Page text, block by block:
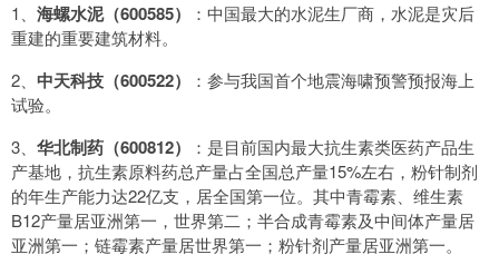
1、 海螺水泥（600585）
：中国最大的水泥生厂商，水泥是灾后
重建的重要建筑材料。
2、 中天科技（600522）
：参与我国首个地震海啸预警预报海上
试验。
3、 华北制药（600812）
：是目前国内最大抗生素类医药产品生
产基地，抗生素原料药总产量占全国总产量15%左右，粉针制剂
的年生产能力达22亿支，居全国第一位。其中青霉素、维生素
B12产量居亚洲第一，世界第二；半合成青霉素及中间体产量居
亚洲第一；链霉素产量居世界第一；粉针剂产量居亚洲第一。